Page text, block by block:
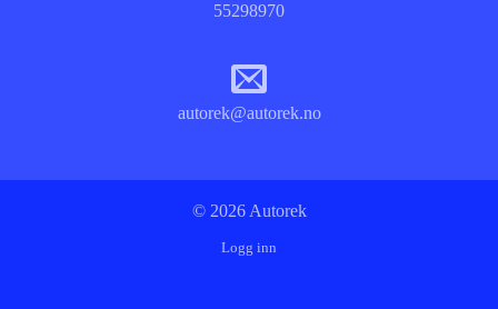
55298970
autorek@autorek.no
© 2026 Autorek
Logg inn